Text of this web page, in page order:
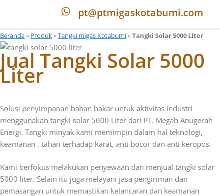
pt@ptmigaskotabumi.com
Beranda» Produk»Tangki migas Kotabumi»Tangki Solar 5000 Liter
Jual Tangki Solar 5000
Liter
Solusi penyimpanan bahan bakar untuk aktivitas industri
menggunakan tangki solar 5000 Liter dari PT. Megah Anugerah
Energi. Tangki minyak kami memimpin dalam hal teknologi,
keamanan , tahan terhadap karat, anti bocor dan anti keropos.
Kami berfokus melakukan penyewaan dan menjual tangki solar
5000 liter. Selain itu juga melayani jasa pengiriman dan
pemasangan untuk memastikan kelancaran dan keamanan